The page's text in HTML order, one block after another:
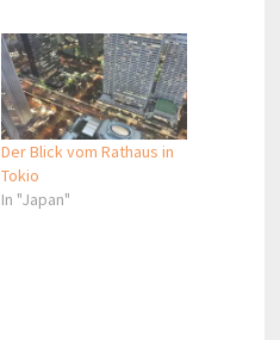
Der Blick vom Rathaus in
Tokio
In "Japan"